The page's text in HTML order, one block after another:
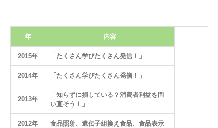
年 内容
2015年 「たくさん学びたくさん発信！」
2014年 「たくさん学びたくさん発信！」
2013年
「知らずに損している？消費者利益を問
い直そう！」
2012年 食品照射、遺伝子組換え食品、食品表示